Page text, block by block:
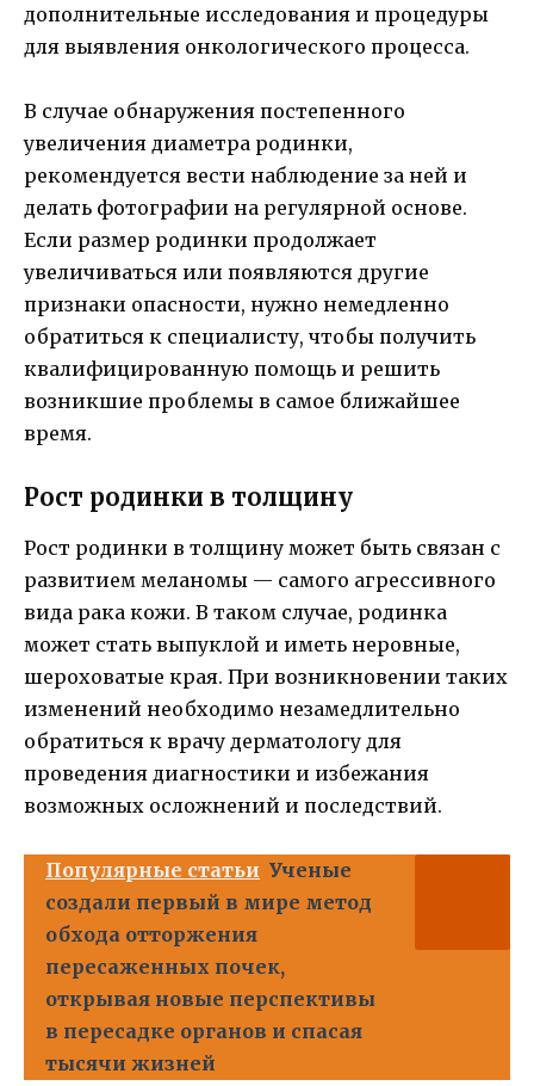
дополнительные исследования и процедуры
для выявления онкологического процесса.
В случае обнаружения постепенного
увеличения диаметра родинки,
рекомендуется вести наблюдение за ней и
делать фотографии на регулярной основе.
Если размер родинки продолжает
увеличиваться или появляются другие
признаки опасности, нужно немедленно
обратиться к специалисту, чтобы получить
квалифицированную помощь и решить
возникшие проблемы в самое ближайшее
время.
Рост родинки в толщину
Рост родинки в толщину может быть связан с
развитием меланомы — самого агрессивного
вида рака кожи. В таком случае, родинка
может стать выпуклой и иметь неровные,
шероховатые края. При возникновении таких
изменений необходимо незамедлительно
обратиться к врачу дерматологу для
проведения диагностики и избежания
возможных осложнений и последствий.
Популярные статьи Ученые
создали первый в мире метод
обхода отторжения
пересаженных почек,
открывая новые перспективы
в пересадке органов и спасая
тысячи жизней